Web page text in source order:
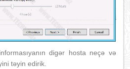
digər hosta neçə və
təyin edirik.